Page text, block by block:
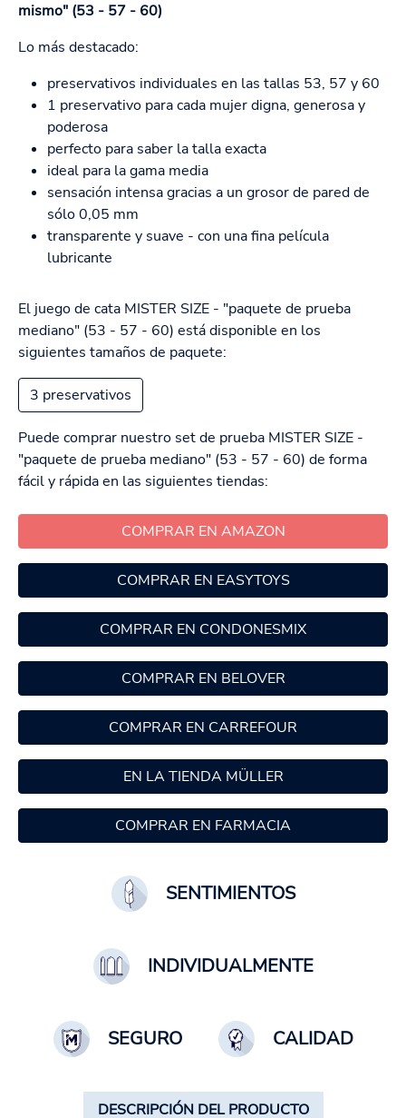
mismo" (53 - 57 - 60)
Lo más destacado:
preservativos individuales en las tallas 53, 57 y 60
1 preservativo para cada mujer digna, generosa y
poderosa
perfecto para saber la talla exacta
ideal para la gama media
sensación intensa gracias a un grosor de pared de
sólo 0,05 mm
transparente y suave - con una fina película
lubricante
El juego de cata MISTER SIZE - "paquete de prueba
mediano" (53 - 57 - 60) está disponible en los
siguientes tamaños de paquete:
3 preservativos
Puede comprar nuestro set de prueba MISTER SIZE -
"paquete de prueba mediano" (53 - 57 - 60) de forma
fácil y rápida en las siguientes tiendas:
COMPRAR EN AMAZON
COMPRAR EN EASYTOYS
COMPRAR EN CONDONESMIX
COMPRAR EN BELOVER
COMPRAR EN CARREFOUR
EN LA TIENDA MÜLLER
COMPRAR EN FARMACIA
SENTIMIENTOS
INDIVIDUALMENTE
SEGURO CALIDAD
DESCRIPCIÓN DEL PRODUCTO